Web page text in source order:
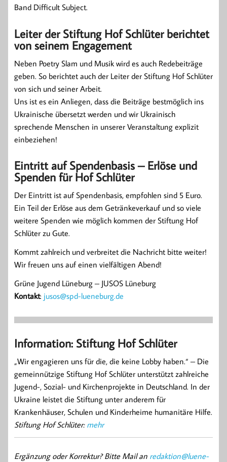
Band Difficult Subject.
Leiter der Stiftung Hof Schlüter berichtet
von seinem Engagement
Neben Poetry Slam und Musik wird es auch Redebeiträge
geben. So berichtet auch der Leiter der Stiftung Hof Schlüter
von sich und seiner Arbeit.
Uns ist es ein Anliegen, dass die Beiträge bestmöglich ins
Ukrainische übersetzt werden und wir Ukrainisch
sprechende Menschen in unserer Veranstaltung explizit
einbeziehen!
Eintritt auf Spendenbasis – Erlöse und
Spenden für Hof Schlüter
Der Eintritt ist auf Spendenbasis, empfohlen sind 5 Euro.
Ein Teil der Erlöse aus dem Getränkeverkauf und so viele
weitere Spenden wie möglich kommen der Stiftung Hof
Schlüter zu Gute.
Kommt zahlreich und verbreitet die Nachricht bitte weiter!
Wir freuen uns auf einen vielfältigen Abend!
Grüne Jugend Lüneburg – JUSOS Lüneburg
Kontakt: jusos@spd-lueneburg.de
Information: Stiftung Hof Schlüter
„Wir engagieren uns für die, die keine Lobby haben.“ – Die
gemeinnützige Stiftung Hof Schlüter unterstützt zahlreiche
Jugend-, Sozial- und Kirchenprojekte in Deutschland. In der
Ukraine leistet die Stiftung unter anderem für
Krankenhäuser, Schulen und Kinderheime humanitäre Hilfe.
Stiftung Hof Schlüter: mehr
Ergänzung oder Korrektur? Bitte Mail an redaktion@luene-